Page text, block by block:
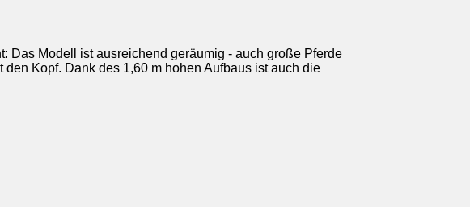
Das Modell ist ausreichend geräumig - auch große Pferde
Kopf. Dank des 1,60 m hohen Aufbaus ist auch die